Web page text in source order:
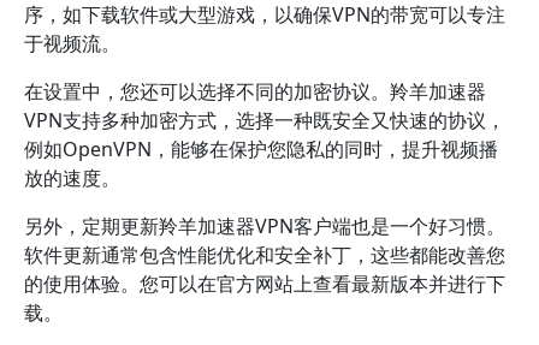
序，如下载软件或大型游戏，以确保VPN的带宽可以专注
于视频流。
在设置中，您还可以选择不同的加密协议。羚羊加速器
VPN支持多种加密方式，选择一种既安全又快速的协议，
例如OpenVPN，能够在保护您隐私的同时，提升视频播
放的速度。
另外，定期更新羚羊加速器VPN客户端也是一个好习惯。
软件更新通常包含性能优化和安全补丁，这些都能改善您
的使用体验。您可以在官方网站上查看最新版本并进行下
载。